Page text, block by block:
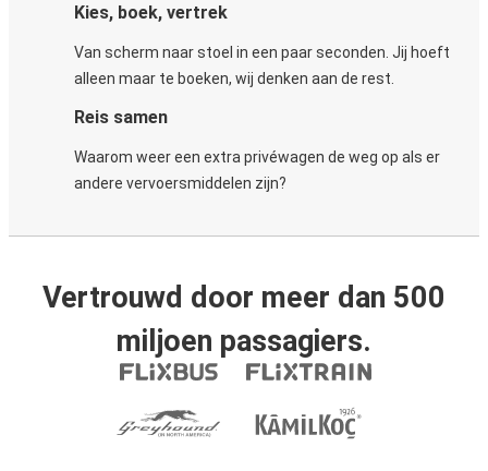
Kies, boek, vertrek
Van scherm naar stoel in een paar seconden. Jij hoeft
alleen maar te boeken, wij denken aan de rest.
Reis samen
Waarom weer een extra privéwagen de weg op als er
andere vervoersmiddelen zijn?
Vertrouwd door meer dan 500
miljoen passagiers.